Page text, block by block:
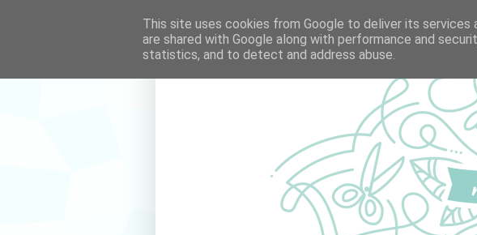
This site uses cookies from Google to deliver its services
are shared with Google along with performance and
statistics, and to detect and address abuse.